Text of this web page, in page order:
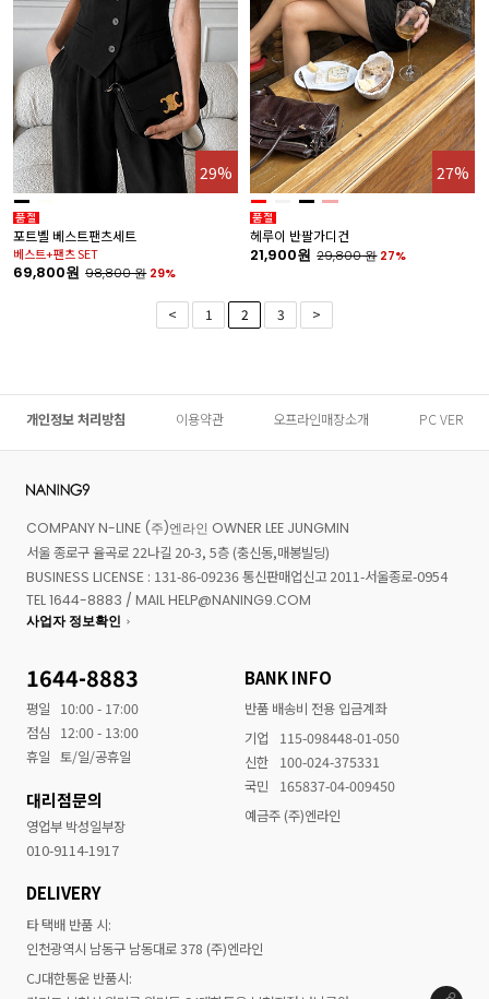
29%
포트벨 베스트팬츠세트
베스트+팬츠 SET
69,800원 98,800원 29%
27%
헤루이 반팔가디건
21,900원 29,800원 27%
< 1 2 3 >
개인정보 처리방침 이용약관 오프라인매장소개 PC VER
COMPANY N-LINE (주)엔라인 OWNER LEE JUNGMIN
서울 종로구 율곡로 22나길 20-3, 5층 (충신동,매봉빌딩)
BUSINESS LICENSE : 131-86-09236 통신판매업신고 2011-서울종로-0954
TEL 1644-8883 / MAIL HELP@NANING9.COM
사업자 정보확인
1644-8883
평일
10:00 - 17:00
점심
12:00 - 13:00
휴일 토/일/공휴일
대리점문의
영업부 박성일부장
010-9114-1917
BANK INFO
반품 배송비 전용 입금계좌
기업
115-098448-01-050
신한
100-024-375331
국민
165837-04-009450
예금주 (주)엔라인
DELIVERY
타 택배 반품 시:
인천광역시 남동구 남동대로 378 (주)엔라인
CJ대한통운 반품시: